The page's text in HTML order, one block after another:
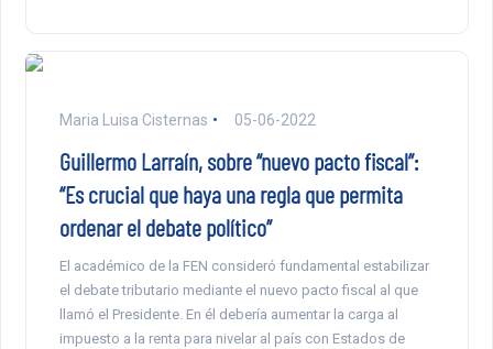
Maria Luisa Cisternas 05-06-2022
Guillermo Larraín, sobre “nuevo pacto fiscal”:
“Es crucial que haya una regla que permita
ordenar el debate político”
El académico de la FEN consideró fundamental estabilizar
el debate tributario mediante el nuevo pacto fiscal al que
llamó el Presidente. En él debería aumentar la carga al
impuesto a la renta para nivelar al país con Estados de